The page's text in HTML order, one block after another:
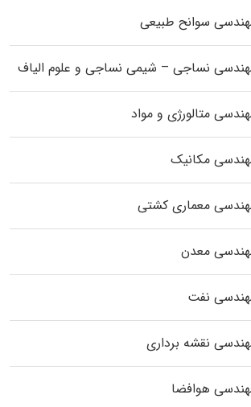
سوانح طبیعی
نساجی – شیمی نساجی و علوم الیاف
متالورژی و مواد
مکانیک
معماری کشتی
معدن
نفت
نقشه برداری
هوافضا